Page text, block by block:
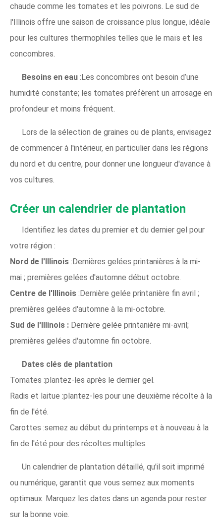
chaude comme les tomates et les poivrons. Le sud de
l'Illinois offre une saison de croissance plus longue, idéale
pour les cultures thermophiles telles que le maïs et les
concombres.
Besoins en eau :Les concombres ont besoin d’une
humidité constante; les tomates préfèrent un arrosage en
profondeur et moins fréquent.
Lors de la sélection de graines ou de plants, envisagez
de commencer à l'intérieur, en particulier dans les régions
du nord et du centre, pour donner une longueur d'avance à
vos cultures.
Créer un calendrier de plantation
Identifiez les dates du premier et du dernier gel pour
votre région :
Nord de l'Illinois :Dernières gelées printanières à la mi-
mai ; premières gelées d'automne début octobre.
Centre de l'Illinois :Dernière gelée printanière fin avril ;
premières gelées d'automne à la mi-octobre.
Sud de l'Illinois : Dernière gelée printanière mi-avril;
premières gelées d'automne fin octobre.
Dates clés de plantation
Tomates :plantez-les après le dernier gel.
Radis et laitue :plantez-les pour une deuxième récolte à la
fin de l'été.
Carottes :semez au début du printemps et à nouveau à la
fin de l'été pour des récoltes multiples.
Un calendrier de plantation détaillé, qu'il soit imprimé
ou numérique, garantit que vous semez aux moments
optimaux. Marquez les dates dans un agenda pour rester
sur la bonne voie.